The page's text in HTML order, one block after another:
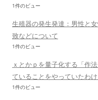
1件のビュー
生殖器の発生発達：男性と
致などについて
1件のビュー
ｘとかｐを量子化する「作
ていることをやっていたわけ
1件のビュー